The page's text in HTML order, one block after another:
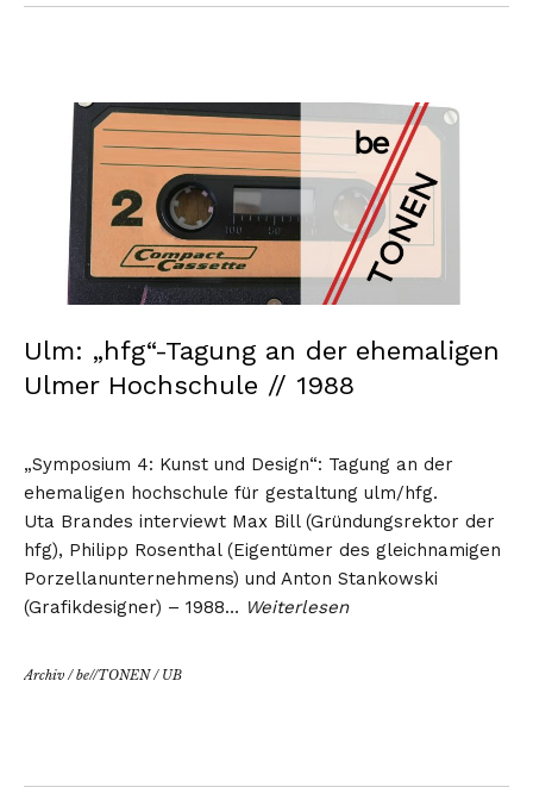
Ulm: „hfg“-Tagung an der ehemaligen
Ulmer Hochschule // 1988
„Symposium 4: Kunst und Design“: Tagung an der
ehemaligen hochschule für gestaltung ulm/hfg.
Uta Brandes interviewt Max Bill (Gründungsrektor der
hfg), Philipp Rosenthal (Eigentümer des gleichnamigen
Porzellanunternehmens) und Anton Stankowski
(Grafikdesigner) – 1988… Weiterlesen
Archiv /be//TONEN/ UB